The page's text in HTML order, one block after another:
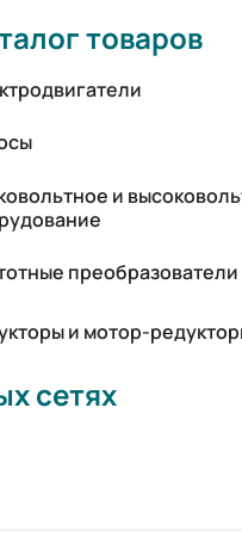
товаров
и
и мотор-
сетях